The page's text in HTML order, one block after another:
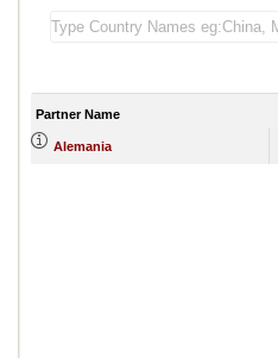
Partner Name
Alemania